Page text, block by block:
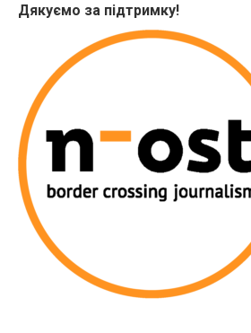
Дякуємо за підтримку!